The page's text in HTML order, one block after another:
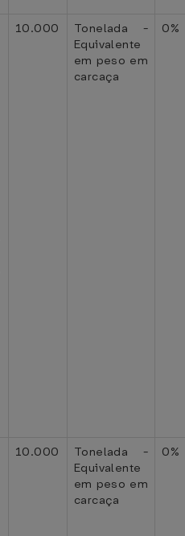
10.000
Tonelada -
Equivalente
em peso em
carcaça
0%
10.000
Tonelada -
Equivalente
em peso em
carcaça
0%